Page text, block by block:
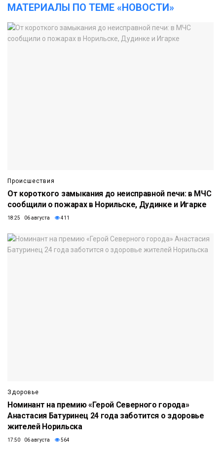
МАТЕРИАЛЫ ПО ТЕМЕ «НОВОСТИ»
Происшествия
От короткого замыкания до неисправной печи: в МЧС
сообщили о пожарах в Норильске, Дудинке и Игарке
18:25 06 августа 411
Здоровье
Номинант на премию «Герой Северного города»
Анастасия Батуринец 24 года заботится о здоровье
жителей Норильска
17:50 06 августа 564